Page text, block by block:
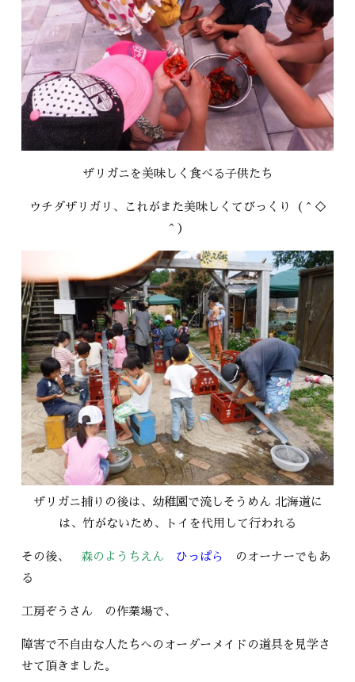
ザリガニを美味しく食べる子供たち
ウチダザリガリ、これがまた美味しくてびっくり（＾◇
＾）
ザリガニ捕りの後は、幼稚園で流しそうめん 北海道に
は、竹がないため、トイを代用して行われる
その後、 森のようちえん ひっぱら
のオーナーでもあ
る
工房ぞうさん の作業場で、
障害で不自由な人たちへのオーダーメイドの道具を見学さ
せて頂きました。